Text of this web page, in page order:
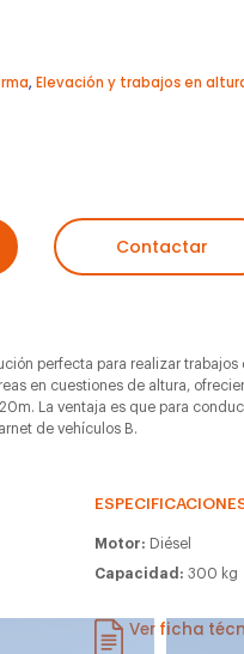
,Elevación y trabajos en
Contactar
perfecta para realizar trabajos
en cuestiones de altura,
La ventaja es que para
de vehículos B.
Motor: Diésel
Capacidad:300 kg
Ver ficha